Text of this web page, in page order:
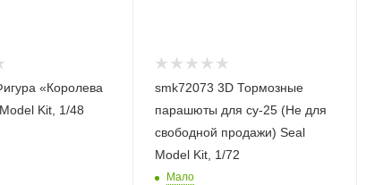
«Королева
Model Kit, 1/48
smk72073 3D Тормозные
парашюты для су-25 (Не для
свободной продажи) Seal
Model Kit, 1/72
Мало